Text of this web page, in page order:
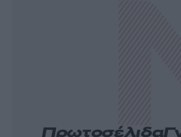
Πρωτοσέλιδα